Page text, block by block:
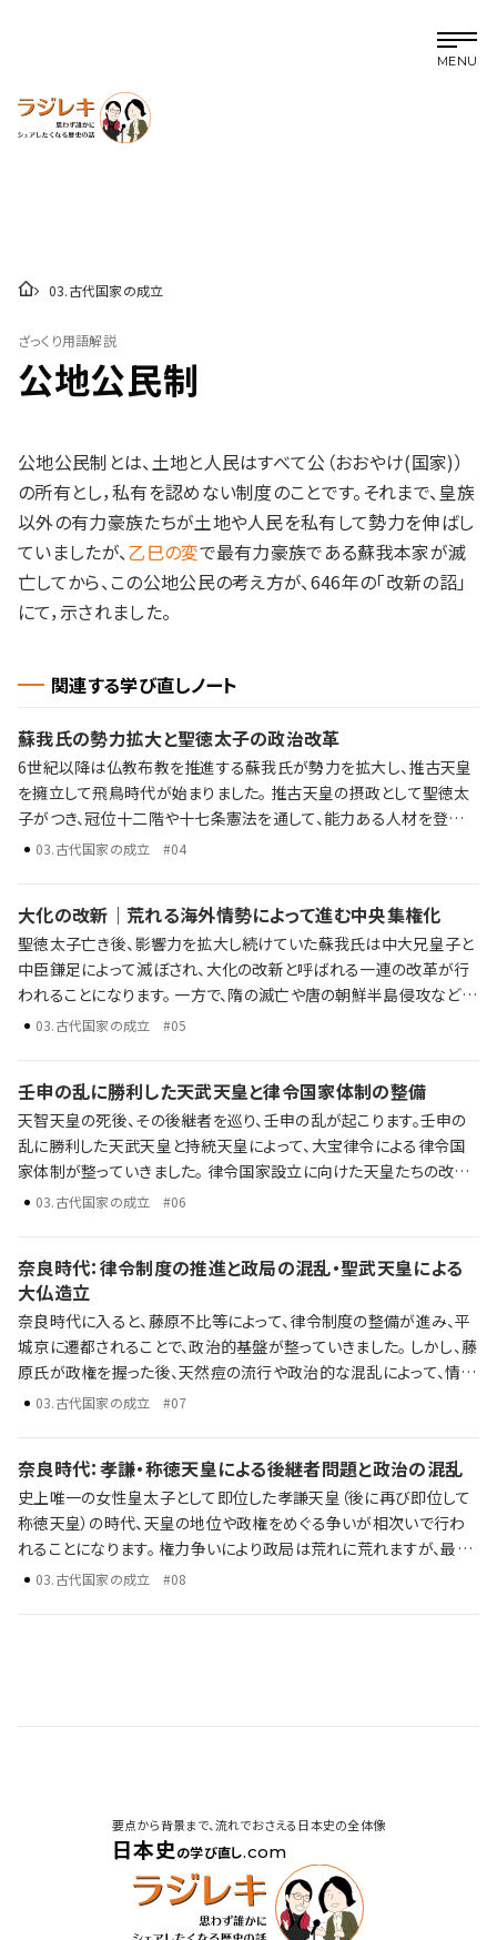
MENU
03.古代国家の成立
ざっくり用語解説
公地公民制
公地公民制とは、土地と人民はすべて公（おおやけ(国家)）
の所有とし，私有を認めない制度のことです。それまで、皇族
以外の有力豪族たちが土地や人民を私有して勢力を伸ばし
ていましたが、乙巳の変で最有力豪族である蘇我本家が滅
亡してから、この公地公民の考え方が、646年の「改新の詔」
にて，示されました。
関連する学び直しノート
蘇我氏の勢力拡大と聖徳太子の政治改革
6世紀以降は仏教布教を推進する蘇我氏が勢力を拡大し、推古天皇
を擁立して飛鳥時代が始まりました。 推古天皇の摂政として聖徳太
子がつき、冠位十二階や十七条憲法を通して、能力ある人材を登用す
る体制を整えようとしました。 蘇我氏の勢力拡大 聖徳太子の政治改
への影響を、ラジレキが独自解説します。
03.古代国家の成立 #04
大化の改新｜荒れる海外情勢によって進む中央集権化
聖徳太子亡き後、影響力を拡大し続けていた蘇我氏は中大兄皇子と
中臣鎌足によって滅ぼされ、大化の改新と呼ばれる一連の改革が行
われることになります。 一方で、隋の滅亡や唐の朝鮮半島侵攻など大
陸情勢は不安定な状況が続き、百済と関係の深かった日本も巻き込
ない彼らの野望、戦略、そして後の時代への影響を、ラジレキが独自
解説します。
03.古代国家の成立 #05
壬申の乱に勝利した天武天皇と律令国家体制の整備
天智天皇の死後、その後継者を巡り、壬申の乱が起こります。壬申の
乱に勝利した天武天皇と持統天皇によって、大宝律令による律令国
家体制が整っていきました。 律令国家設立に向けた天皇たちの改革
大宝律令の制定とその統治体制 税金の仕組みと、厳しい税金に苦し
03.古代国家の成立 #06
奈良時代：律令制度の推進と政局の混乱・聖武天皇による
大仏造立
奈良時代に入ると、藤原不比等によって、律令制度の整備が進み、平
城京に遷都されることで、政治的基盤が整っていきました。 しかし、藤
原氏が政権を握った後、天然痘の流行や政治的な混乱によって、情勢
は乱れていきます。 平城京への遷都の律令制度の推進 政局の混乱
解説します。
03.古代国家の成立 #07
奈良時代：孝謙・称徳天皇による後継者問題と政治の混乱
史上唯一の女性皇太子として即位した孝謙天皇（後に再び即位して
称徳天皇）の時代、天皇の地位や政権をめぐる争いが相次いで行わ
れることになります。 権力争いにより政局は荒れに荒れますが、最終
的に天皇位は、天武天皇系ではなく天智天皇の孫である光仁天皇が
03.古代国家の成立 #08
要点から背景まで、流れでおさえる日本史の全体像
日本史の学び直し.com